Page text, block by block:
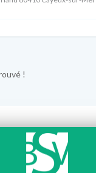
!